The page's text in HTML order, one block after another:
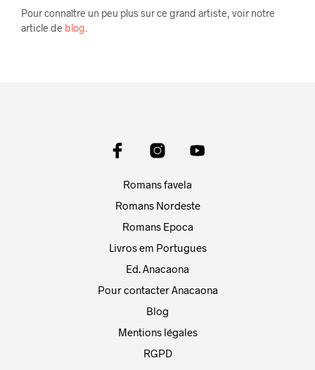
Pour connaître un peu plus sur ce grand artiste, voir notre
article de blog
Romans favela
Romans Nordeste
Romans Epoca
Livros em Portugues
Ed. Anacaona
Pour contacter Anacaona
Blog
Mentions légales
RGPD